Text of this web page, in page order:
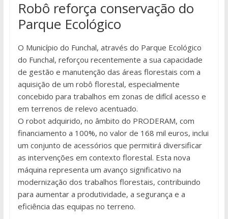
Robô reforça conservação do
Parque Ecológico
O Município do Funchal, através do Parque Ecológico
do Funchal, reforçou recentemente a sua capacidade
de gestão e manutenção das áreas florestais com a
aquisição de um robô florestal, especialmente
concebido para trabalhos em zonas de difícil acesso e
em terrenos de relevo acentuado.
O robot adquirido, no âmbito do PRODERAM, com
financiamento a 100%, no valor de 168 mil euros, inclui
um conjunto de acessórios que permitirá diversificar
as intervenções em contexto florestal. Esta nova
máquina representa um avanço significativo na
modernização dos trabalhos florestais, contribuindo
para aumentar a produtividade, a segurança e a
eficiência das equipas no terreno.